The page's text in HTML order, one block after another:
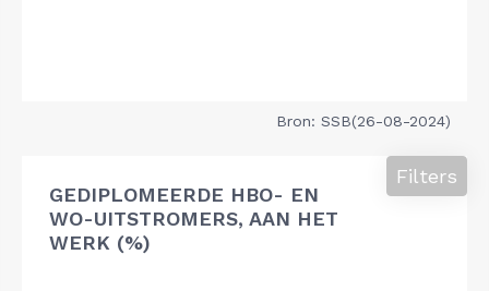
Bron: SSB(26-08-2024)
GEDIPLOMEERDE HBO- EN
WO-UITSTROMERS, AAN HET
WERK (%)
Filters